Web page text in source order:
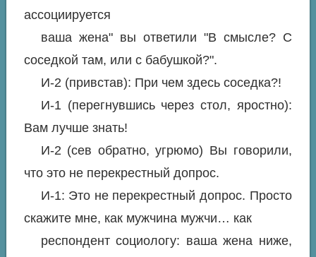
ассоциируется
ваша жена" вы ответили "В смысле? С
соседкой там, или с бабушкой?".
И-2 (привстав): При чем здесь соседка?!
И-1 (перегнувшись через стол, яростно):
Вам лучше знать!
И-2 (сев обратно, угрюмо) Вы говорили,
что это не перекрестный допрос.
И-1: Это не перекрестный допрос. Просто
скажите мне, как мужчина мужчи… как
респондент социологу: ваша жена ниже,